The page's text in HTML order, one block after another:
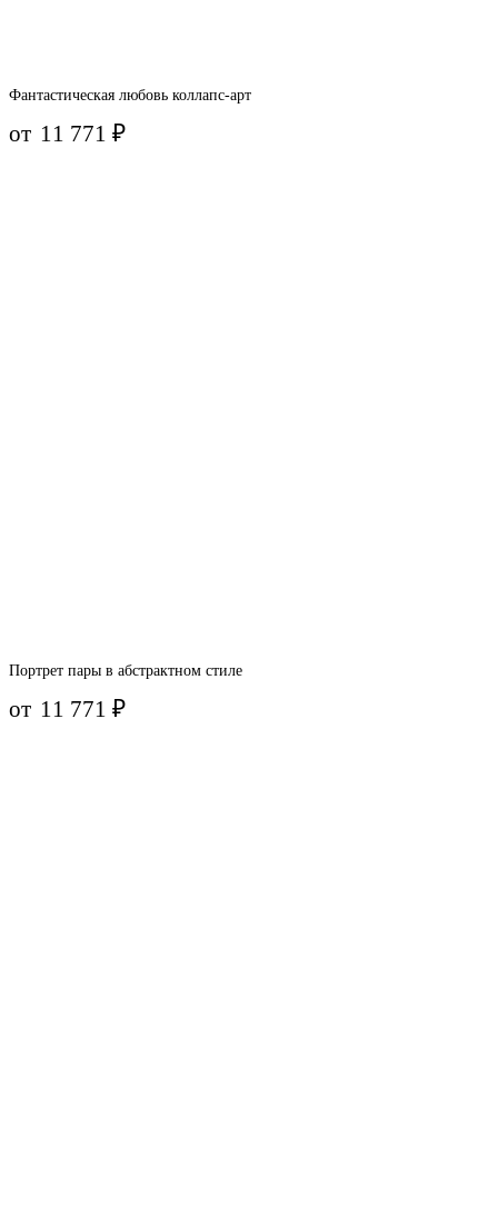
Фантастическая любовь коллапс-арт
от 11 771₽
Портрет пары в абстрактном стиле
от 11 771₽